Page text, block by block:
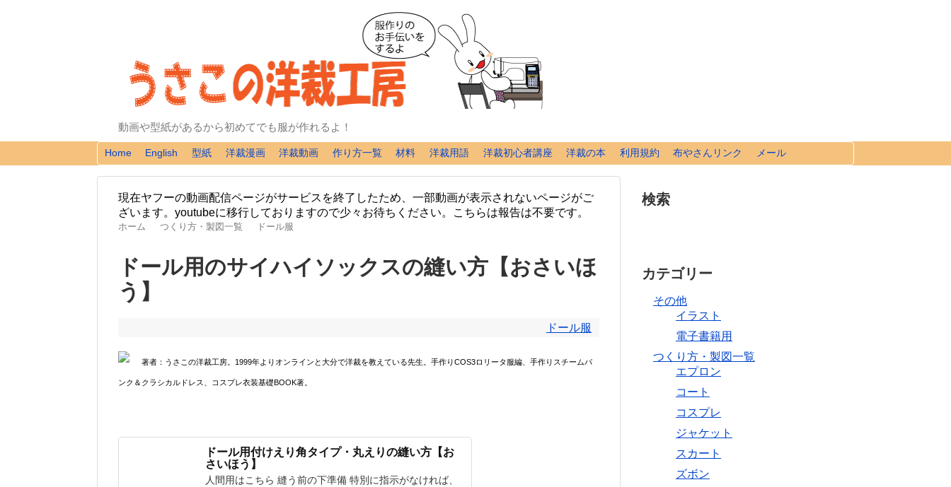
動画や型紙があるから初めてでも服が作れるよ！
Home English 型紙 洋裁漫画 洋裁動画 作り方一覧 材料 洋裁用語 洋裁初心者講座 洋裁の本 利用規約 布やさんリンク メール
現在ヤフーの動画配信ページがサービスを終了したため、一部動画が表示されないページがご
ざいます。youtubeに移行しておりますので少々お待ちください。こちらは報告は不要です。
ホーム つくり方・製図一覧 ドール服
ドール用のサイハイソックスの縫い方【おさいほ
う】
ドール服
著者：うさこの洋裁工房。1999年よりオンラインと大分で洋裁を教えている先生。手作りCOS3ロリータ服編、手作りスチームパ
ンク＆クラシカルドレス、コスプレ衣装基礎BOOK著。
ドール用付けえり角タイプ・丸えりの縫い方【お
さいほう】
人間用はこちら 縫う前の下準備 特別に指示がなければ、
検索
カテゴリー
その他
イラスト
電子書籍用
つくり方・製図一覧
エプロン
コート
コスプレ
ジャケット
スカート
ズボン